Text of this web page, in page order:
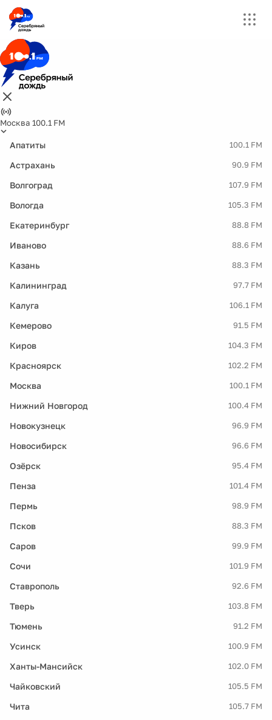
Москва 100.1 FM
Апатиты 100.1 FM
Астрахань 90.9 FM
Волгоград 107.9 FM
Вологда 105.3 FM
Екатеринбург 88.8 FM
Иваново 88.6 FM
Казань 88.3 FM
Калининград 97.7 FM
Калуга 106.1 FM
Кемерово 91.5 FM
Киров 104.3 FM
Красноярск 102.2 FM
Москва 100.1 FM
Нижний Новгород 100.4 FM
Новокузнецк 96.9 FM
Новосибирск 96.6 FM
Озёрск 95.4 FM
Пенза 101.4 FM
Пермь 98.9 FM
Псков 88.3 FM
Саров 99.9 FM
Сочи 101.9 FM
Ставрополь 92.6 FM
Тверь 103.8 FM
Тюмень 91.2 FM
Усинск 100.9 FM
Ханты-Мансийск 102.0 FM
Чайковский 105.5 FM
Чита 105.7 FM